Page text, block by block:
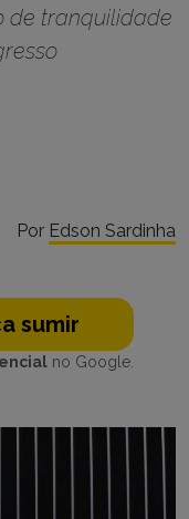
de tranquilidade
Por Edson Sardinha
sumir
no Google.